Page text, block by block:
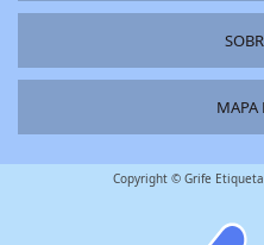
MAPA
Copyright © Grife